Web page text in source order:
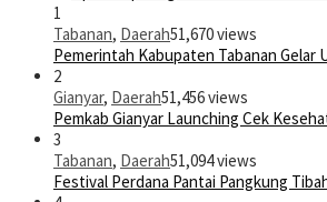
1
Tabanan, Daerah51,670 views
Pemerintah Kabupaten Tabanan Gelar
2
Gianyar, Daerah51,456 views
Pemkab Gianyar Launching Cek
3
Tabanan, Daerah51,094 views
Festival Perdana Pantai Pangkung